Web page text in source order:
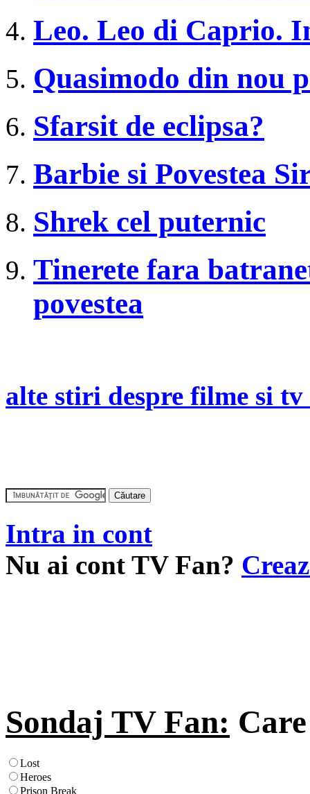
Leo. Leo di Caprio.
Quasimodo din nou
Sfarsit de eclipsa?
Barbie si Povestea
Shrek cel puternic
Tinerete fara
povestea
alte stiri despre filme si tv
Intra in cont
Nu ai cont TV Fan?
Sondaj TV Fan:
Lost
Heroes
Prison Break